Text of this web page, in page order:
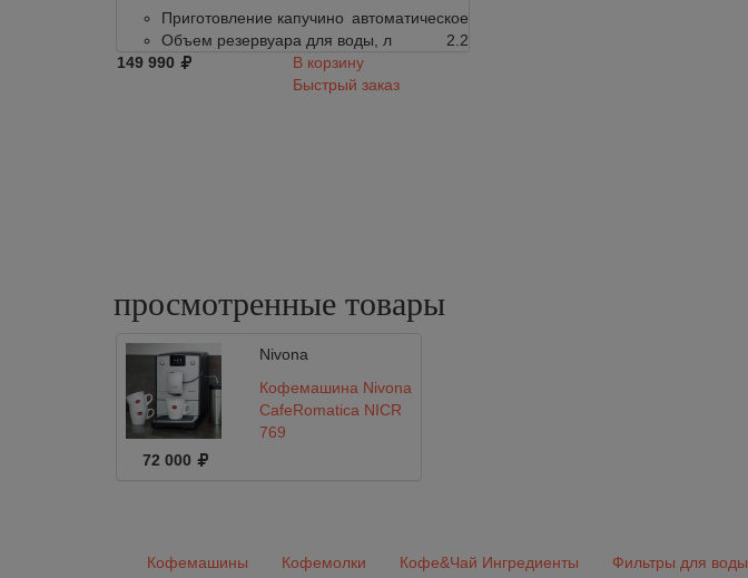
Приготовление капучино автоматическое
Объем резервуара для воды, л
2.2
149 990
В корзину
Быстрый заказ
просмотренные товары
Nivona
Кофемашина Nivona
CafeRomatica NICR
769
72 000
Кофемашины Кофемолки Кофе&Чай Ингредиенты Фильтры для воды